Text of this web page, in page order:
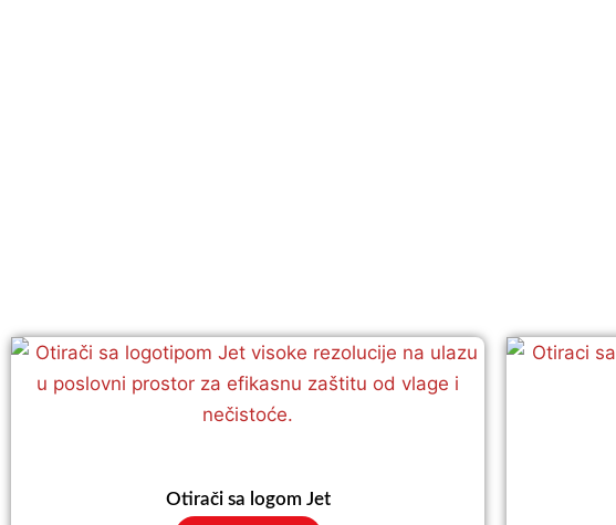
Otirači sa logom Jet